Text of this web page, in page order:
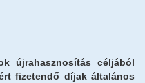
újrahasznosítás céljából
fizetendő díjak általános